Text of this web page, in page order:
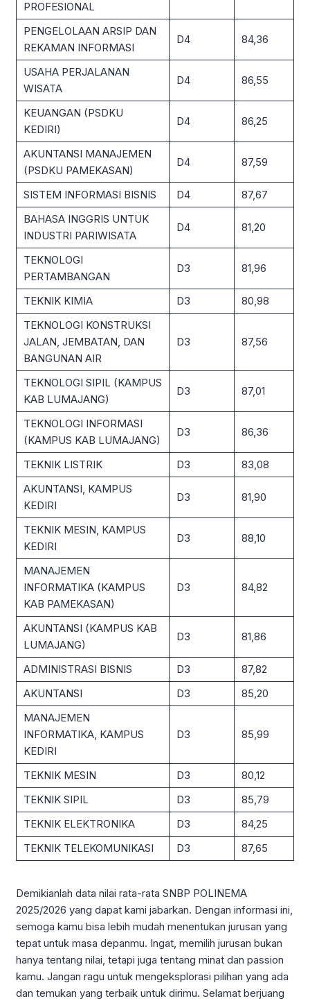
PROFESIONAL
PENGELOLAAN ARSIP DAN
REKAMAN INFORMASI
D4 84,36
USAHA PERJALANAN
WISATA
D4 86,55
KEUANGAN (PSDKU
KEDIRI)
D4 86,25
AKUNTANSI MANAJEMEN
(PSDKU PAMEKASAN)
D4 87,59
SISTEM INFORMASI BISNIS D4
87,67
BAHASA INGGRIS UNTUK
INDUSTRI PARIWISATA
D4 81,20
TEKNOLOGI
PERTAMBANGAN
D3 81,96
TEKNIK KIMIA D3
80,98
TEKNOLOGI KONSTRUKSI
JALAN, JEMBATAN, DAN
BANGUNAN AIR
D3 87,56
TEKNOLOGI SIPIL (KAMPUS
KAB LUMAJANG)
D3 87,01
TEKNOLOGI INFORMASI
(KAMPUS KAB LUMAJANG)
D3 86,36
TEKNIK LISTRIK D3
83,08
AKUNTANSI, KAMPUS
KEDIRI
D3 81,90
TEKNIK MESIN, KAMPUS
KEDIRI
D3 88,10
MANAJEMEN
INFORMATIKA (KAMPUS
KAB PAMEKASAN)
D3 84,82
AKUNTANSI (KAMPUS KAB
LUMAJANG)
D3 81,86
ADMINISTRASI BISNIS D3
87,82
AKUNTANSI
D3
85,20
MANAJEMEN
INFORMATIKA, KAMPUS
KEDIRI
D3 85,99
TEKNIK MESIN D3
80,12
TEKNIK SIPIL
D3
85,79
TEKNIK ELEKTRONIKA
D3
84,25
TEKNIK TELEKOMUNIKASI
D3 87,65
Demikianlah data nilai rata-rata SNBP POLINEMA
2025/2026 yang dapat kami jabarkan. Dengan informasi ini,
semoga kamu bisa lebih mudah menentukan jurusan yang
tepat untuk masa depanmu. Ingat, memilih jurusan bukan
hanya tentang nilai, tetapi juga tentang minat dan passion
kamu. Jangan ragu untuk mengeksplorasi pilihan yang ada
dan temukan yang terbaik untuk dirimu. Selamat berjuang